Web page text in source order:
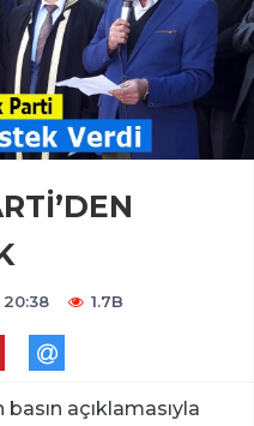
20:38 1.7B
açıklamasıyla